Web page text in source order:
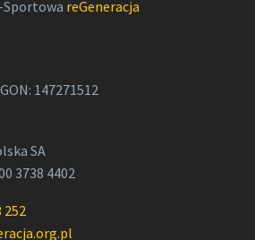
Sportowa reGeneracja
147271512
SA
3738 4402
252